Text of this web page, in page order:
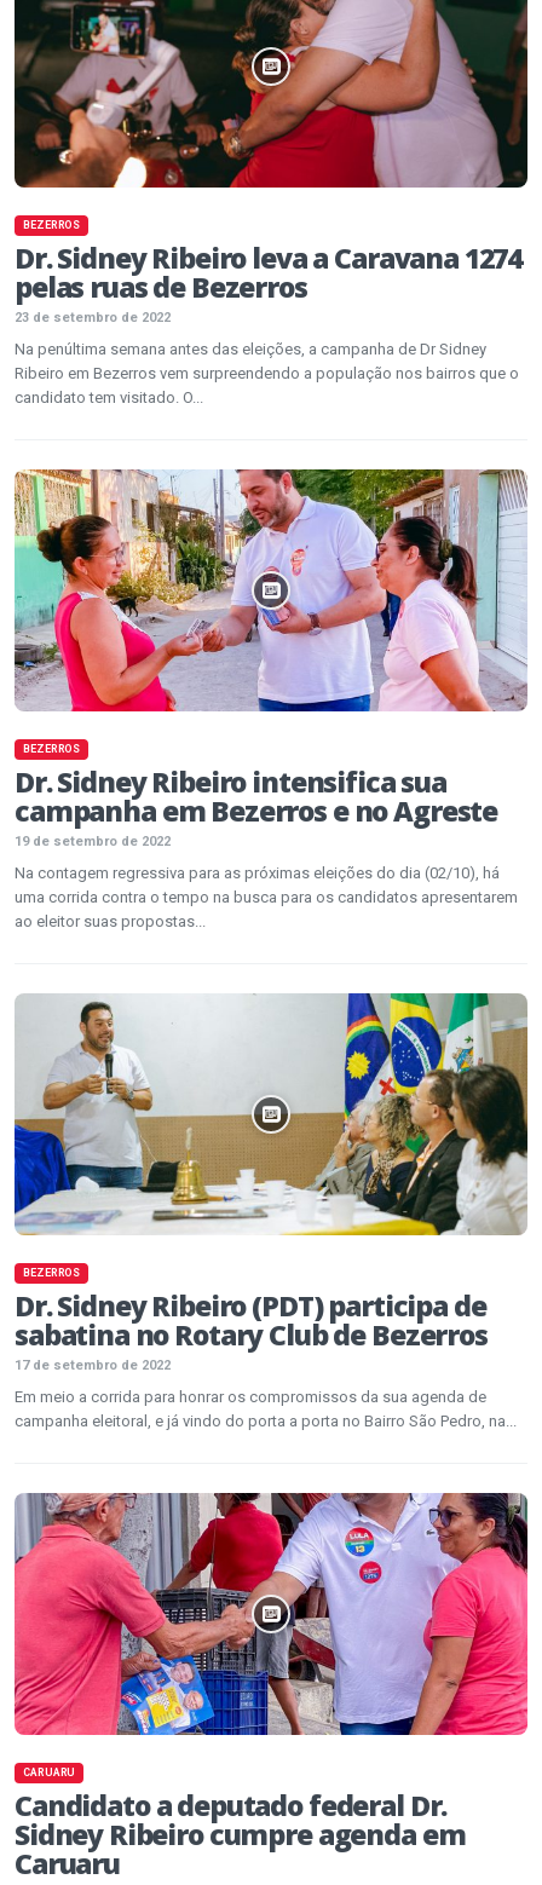
BEZERROS
Dr. Sidney Ribeiro leva a Caravana 1274
pelas ruas de Bezerros
23 de setembro de 2022
Na penúltima semana antes das eleições, a campanha de Dr Sidney
Ribeiro em Bezerros vem surpreendendo a população nos bairros que o
candidato tem visitado. O...
BEZERROS
Dr. Sidney Ribeiro intensifica sua
campanha em Bezerros e no Agreste
19 de setembro de 2022
Na contagem regressiva para as próximas eleições do dia (02/10), há
uma corrida contra o tempo na busca para os candidatos apresentarem
ao eleitor suas propostas...
BEZERROS
Dr. Sidney Ribeiro (PDT) participa de
sabatina no Rotary Club de Bezerros
17 de setembro de 2022
Em meio a corrida para honrar os compromissos da sua agenda de
campanha eleitoral, e já vindo do porta a porta no Bairro São Pedro, na...
CARUARU
Candidato a deputado federal Dr.
Sidney Ribeiro cumpre agenda em
Caruaru